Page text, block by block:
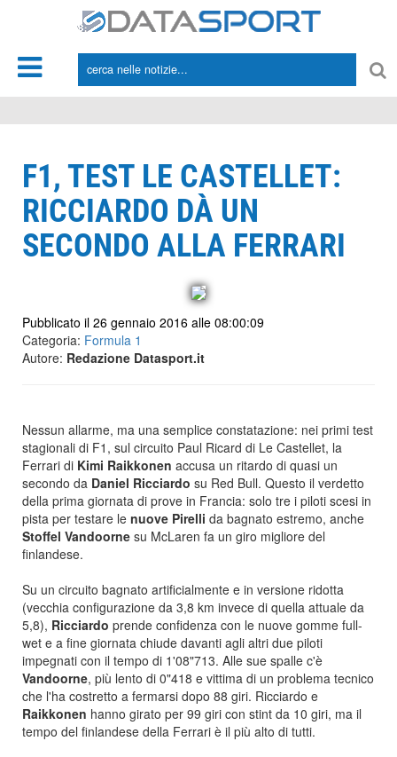
F1, TEST LE CASTELLET:
RICCIARDO DÀ UN
SECONDO ALLA FERRARI
Pubblicato il 26 gennaio 2016 alle 08:00:09
Categoria: Formula 1
Autore: Redazione Datasport.it
Nessun allarme, ma una semplice constatazione: nei primi test
stagionali di F1, sul circuito Paul Ricard di Le Castellet, la
Ferrari di Kimi Raikkonen accusa un ritardo di quasi un
secondo da Daniel Ricciardo su Red Bull. Questo il verdetto
della prima giornata di prove in Francia: solo tre i piloti scesi in
pista per testare le nuove Pirelli da bagnato estremo, anche
Stoffel Vandoorne su McLaren fa un giro migliore del
finlandese.
Su un circuito bagnato artificialmente e in versione ridotta
(vecchia configurazione da 3,8 km invece di quella attuale da
5,8), Ricciardo prende confidenza con le nuove gomme full-
wet e a fine giornata chiude davanti agli altri due piloti
impegnati con il tempo di 1'08"713. Alle sue spalle c'è
Vandoorne, più lento di 0"418 e vittima di un problema tecnico
che l'ha costretto a fermarsi dopo 88 giri. Ricciardo e
Raikkonen hanno girato per 99 giri con stint da 10 giri, ma il
tempo del finlandese della Ferrari è il più alto di tutti.